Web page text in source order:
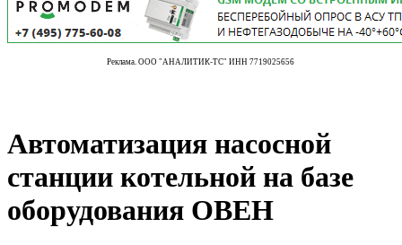
Реклама. ООО "АНАЛИТИК-ТС" ИНН 7719025656
Автоматизация насосной
станции котельной на базе
оборудования ОВЕН